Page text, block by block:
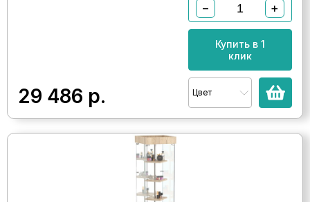
29 486 р.
− +
Купить в 1
клик
Цвет